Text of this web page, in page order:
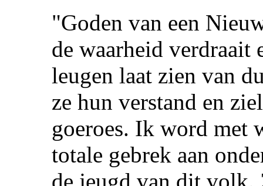
"Goden van een
de waarheid verdraait
leugen laat zien van
ze hun verstand en
goeroes. Ik word met
totale gebrek aan
de jeugd van dit volk.